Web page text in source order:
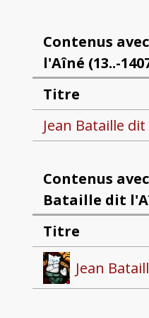
Contenus
l'Aîné (13..-
Titre
Jean Bataille dit
Contenus
Bataille dit
Titre
Jean